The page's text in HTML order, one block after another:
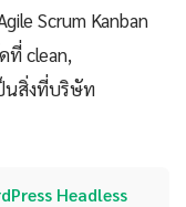
Scrum Kanban
ที่ clean,
นสิ่งที่บริษัท
Headless